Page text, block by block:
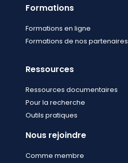
Formations
Formations en ligne
Formations de nos partenaires
Ressources
Ressources documentaires
Pour la recherche
Outils pratiques
Nous rejoindre
Comme membre